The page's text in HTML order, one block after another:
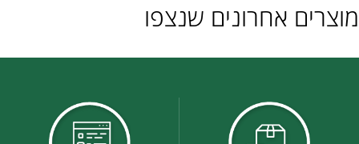
מוצרים אחרונים שנצפו